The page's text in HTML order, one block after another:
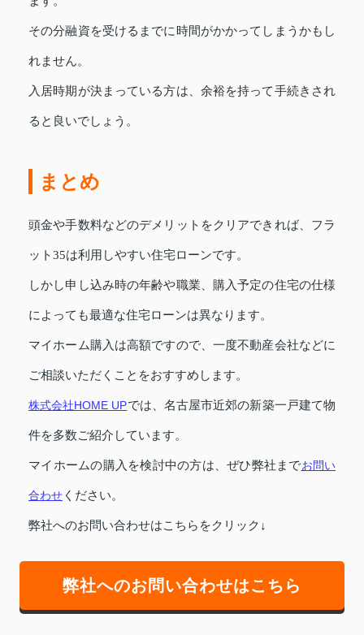
その分融資を受けるまでに時間がかかってしまうかもし
れません。
入居時期が決まっている方は、余裕を持って手続きされ
ると良いでしょう。
まとめ
頭金や手数料などのデメリットをクリアできれば、フラ
ット35は利用しやすい住宅ローンです。
しかし申し込み時の年齢や職業、購入予定の住宅の仕様
によっても最適な住宅ローンは異なります。
マイホーム購入は高額ですので、一度不動産会社などに
ご相談いただくことをおすすめします。
株式会社HOME UPでは、名古屋市近郊の新築一戸建て物
件を多数ご紹介しています。
マイホームの購入を検討中の方は、ぜひ弊社までお問い
合わせ ください。
弊社へのお問い合わせはこちらをクリック↓
弊社へのお問い合わせはこちら